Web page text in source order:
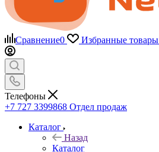
Сравнение0 Избранные товары
Телефоны
+7 727 3399868 Отдел продаж
Каталог
Назад
Каталог